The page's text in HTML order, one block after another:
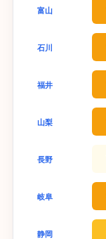
富山
石川
福井
山梨
長野
岐阜
静岡